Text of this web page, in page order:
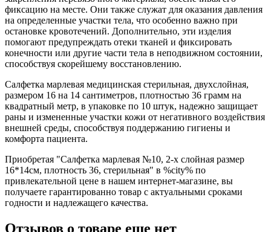
фиксацию на месте. Они также служат для оказания давления
на определенные участки тела, что особенно важно при
остановке кровотечений. Дополнительно, эти изделия
помогают предупреждать отеки тканей и фиксировать
конечности или другие части тела в неподвижном состоянии,
способствуя скорейшему восстановлению.
Салфетка марлевая медицинская стерильная, двухслойная,
размером 16 на 14 сантиметров, плотностью 36 грамм на
квадратный метр, в упаковке по 10 штук, надежно защищает
раны и измененные участки кожи от негативного воздействия
внешней среды, способствуя поддержанию гигиены и
комфорта пациента.
Приобретая "Салфетка марлевая №10, 2-х слойная размер
16*14см, плотность 36, стерильная" в %city% по
привлекательной цене в нашем интернет-магазине, вы
получаете гарантированно товар с актуальными сроками
годности и надлежащего качества.
Отзывов о товаре еще нет